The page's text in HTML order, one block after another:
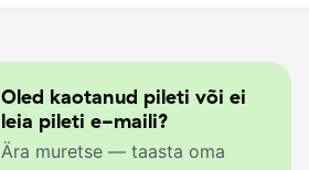
Oled kaotanud pileti või ei
leia pileti e-maili?
Ära muretse — taasta oma